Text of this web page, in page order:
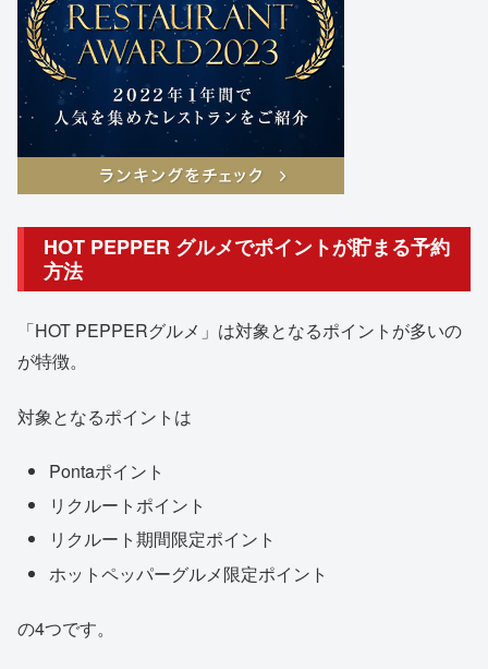
HOT PEPPER グルメでポイントが貯まる予約
方法
「HOT PEPPERグルメ」は対象となるポイントが多いの
が特徴。
対象となるポイントは
Pontaポイント
リクルートポイント
リクルート期間限定ポイント
ホットペッパーグルメ限定ポイント
の4つです。